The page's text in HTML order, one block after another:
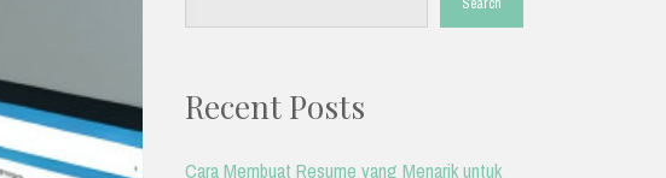
Recent Posts
Cara Membuat Resume yang Menarik untuk